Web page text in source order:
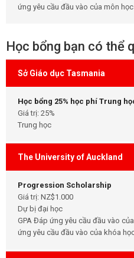
ứng yêu cầu đầu vào của môn học
Học bổng bạn có thể
Sở Giáo dục Tasmania
Học bổng 25% học phí Trung
Giá trị: 25%
Trung học
The University of Auckland
Progression Scholarship
Giá trị: NZ$1.000
Dự bị đại học
GPA Đáp ứng yêu cầu đầu vào
ứng yêu cầu đầu vào của khóa